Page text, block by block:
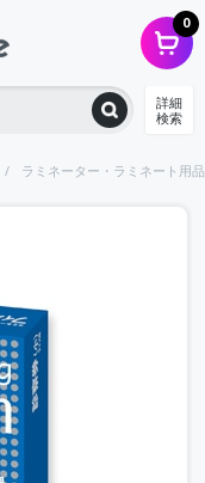
0
詳細
検索
ラミネーター・ラミネート用品